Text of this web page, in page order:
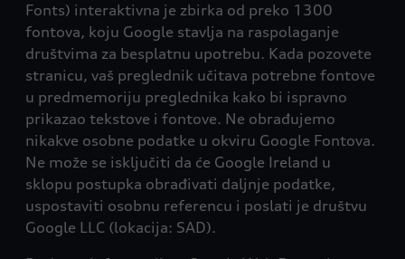
Fonts) interaktivna je zbirka od preko 1300
fontova, koju Google stavlja na raspolaganje
društvima za besplatnu upotrebu. Kada pozovete
stranicu, vaš preglednik učitava potrebne fontove
u predmemoriju preglednika kako bi ispravno
prikazao tekstove i fontove. Ne obrađujemo
nikakve osobne podatke u okviru Google Fontova.
Ne može se isključiti da će Google Ireland u
sklopu postupka obrađivati daljnje podatke,
uspostaviti osobnu referencu i poslati je društvu
Google LLC (lokacija: SAD).